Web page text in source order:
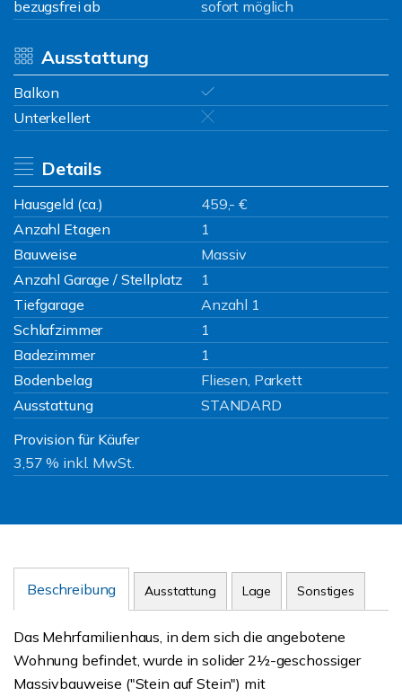
bezugsfrei ab
sofort möglich
Ausstattung
Balkon
Unterkellert
Details
Hausgeld (ca.)
459,- €
Anzahl Etagen
1
Bauweise
Massiv
Anzahl Garage / Stellplatz
1
Tiefgarage
Anzahl 1
Schlafzimmer
1
Badezimmer
1
Bodenbelag
Fliesen, Parkett
Ausstattung
STANDARD
Provision für Käufer
3,57 % inkl. MwSt.
Beschreibung Ausstattung Lage Sonstiges
Das Mehrfamilienhaus, in dem sich die angebotene
Wohnung befindet, wurde in solider 2½-geschossiger
Massivbauweise ("Stein auf Stein") mit